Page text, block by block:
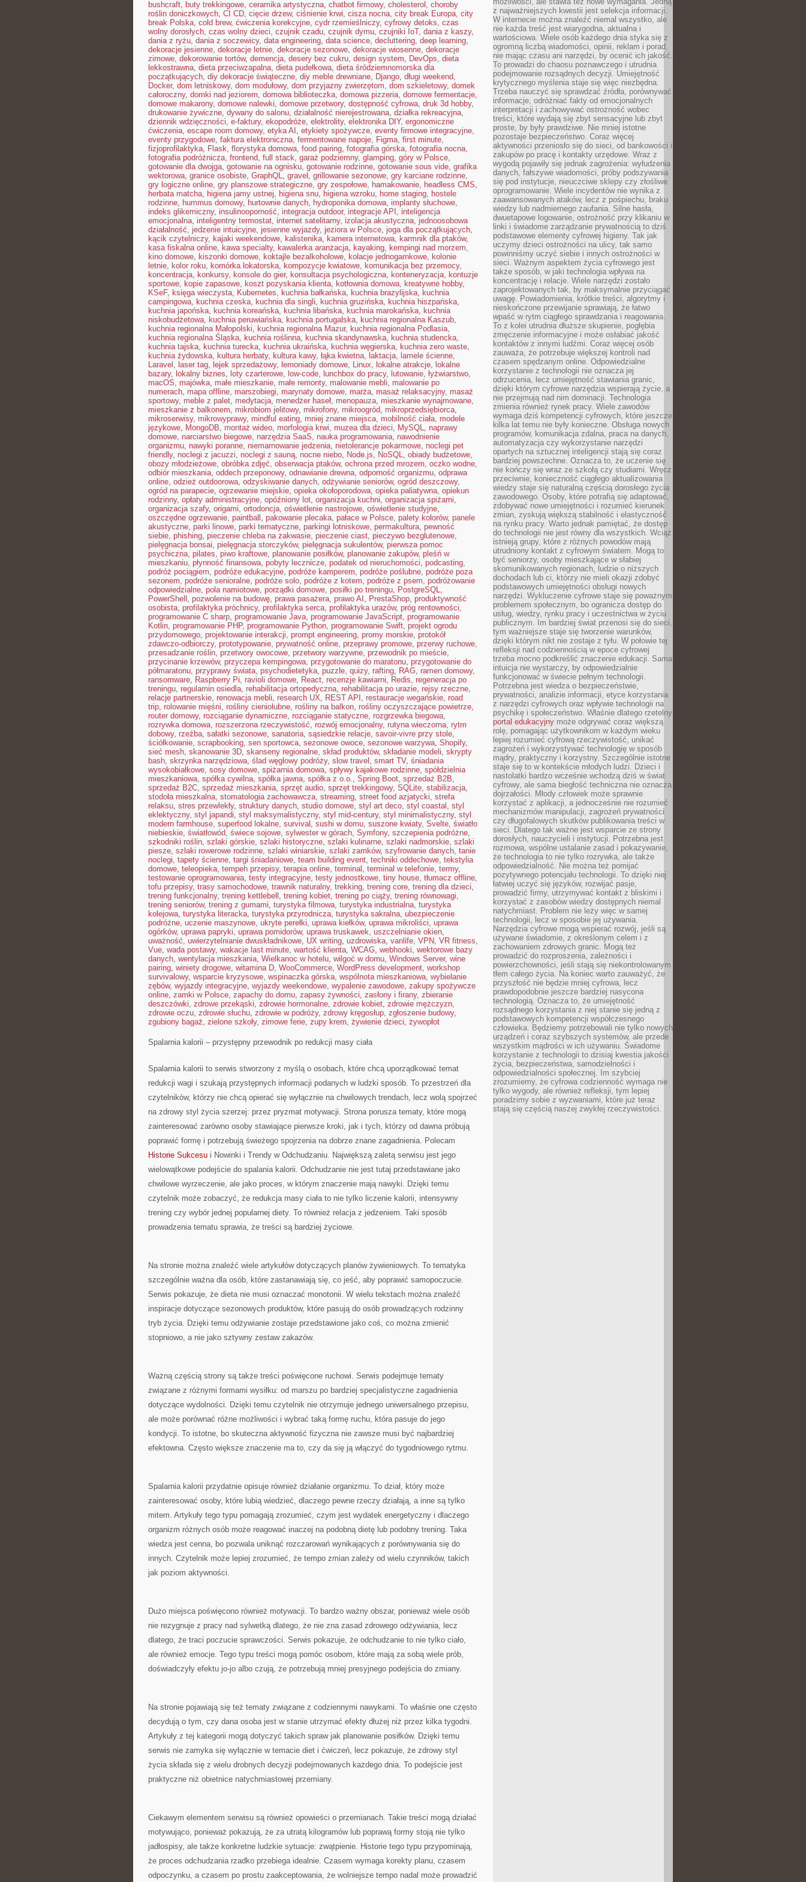
bushcraft, buty trekkingowe, ceramika artystyczna, chatbot firmowy, cholesterol , choroby
roślin doniczkowych, CI CD, cięcie drzew, ciśnienie krwi, cisza nocna, city break Europa, city
break Polska, cold brew, ćwiczenia korekcyjne, cydr rzemieślniczy, cyfrowy detoks, czas
wolny dorosłych, czas wolny dzieci, czujnik czadu, czujnik dymu, czujniki IoT, dania z kaszy,
dania z ryżu, dania z soczewicy, data engineering, data science, decluttering, deep learning,
dekoracje jesienne, dekoracje letnie, dekoracje sezonowe, dekoracje wiosenne, dekoracje
zimowe, dekorowanie tortów, demencja, desery bez cukru, design system, DevOps, dieta
lekkostrawna, dieta przeciwzapalna, dieta pudełkowa, dieta śródziemnomorska dla
początkujących, diy dekoracje świąteczne, diy meble drewniane, Django, długi weekend,
Docker, dom letniskowy, dom modułowy, dom przyjazny zwierzętom, dom szkieletowy, domek
całoroczny, domki nad jeziorem, domowa biblioteczka, domowa pizzeria, domowe fermentacje,
domowe makarony, domowe nalewki, domowe przetwory, dostępność cyfrowa, druk 3d hobby,
drukowanie żywiczne, dywany do salonu, działalność nierejestrowana, działka rekreacyjna,
dziennik wdzięczności, e-faktury, ekopodróże, elektrolity, elektronika DIY, ergonomiczne
ćwiczenia, escape room domowy, etyka AI , etykiety spożywcze, eventy firmowe integracyjne,
eventy przygodowe, faktura elektroniczna, fermentowane napoje, Figma, first minute,
fizjoprofilaktyka, Flask, florystyka domowa, food pairing, fotografia górska, fotografia nocna,
fotografia podróżnicza, frontend, full stack, garaż podziemny, glamping, góry w Polsce,
gotowanie dla dwojga, gotowanie na ognisku, gotowanie rodzinne, gotowanie sous vide, grafika
wektorowa, granice osobiste, GraphQL, gravel , grillowanie sezonowe, gry karciane rodzinne,
gry logiczne online, gry planszowe strategiczne, gry zespołowe, hamakowanie, headless CMS,
herbata matcha, higiena jamy ustnej, higiena snu, higiena wzroku, home staging, hostele
rodzinne, hummus domowy, hurtownie danych, hydroponika domowa, implanty słuchowe,
indeks glikemiczny, insulinooporność, integracja outdoor, integracje API , inteligencja
emocjonalna, inteligentny termostat, internet satelitarny, izolacja akustyczna, jednoosobowa
działalność, jedzenie intuicyjne, jesienne wyjazdy, jeziora w Polsce, joga dla początkujących,
kącik czytelniczy, kajaki weekendowe, kalistenika, kamera internetowa, karmnik dla ptaków,
kasa fiskalna online, kawa specialty, kawalerka aranżacja, kayaking, kempingi nad morzem,
kino domowe, kiszonki domowe, koktajle bezalkoholowe, kolacje jednogarnkowe, kolonie
letnie, kolor roku, komórka lokatorska, kompozycje kwiatowe, komunikacja bez przemocy,
koncentracja, konkursy, konsole do gier, konsultacja psychologiczna, konteneryzacja, kontuzje
sportowe, kopie zapasowe, koszt pozyskania klienta, kotłownia domowa, kreatywne hobby,
KSeF, księga wieczysta, Kubernetes, kuchnia bałkańska, kuchnia brazylijska, kuchnia
campingowa, kuchnia czeska, kuchnia dla singli, kuchnia gruzińska, kuchnia hiszpańska,
kuchnia japońska, kuchnia koreańska, kuchnia libańska, kuchnia marokańska, kuchnia
niskobudżetowa, kuchnia peruwiańska, kuchnia portugalska, kuchnia regionalna Kaszub,
kuchnia regionalna Małopolski, kuchnia regionalna Mazur, kuchnia regionalna Podlasia,
kuchnia regionalna Śląska, kuchnia roślinna, kuchnia skandynawska, kuchnia studencka,
kuchnia tajska, kuchnia turecka, kuchnia ukraińska, kuchnia węgierska, kuchnia zero waste,
kuchnia żydowska, kultura herbaty, kultura kawy, łąka kwietna, laktacja, lamele ścienne,
Laravel , laser tag, lejek sprzedażowy, lemoniady domowe, Linux, lokalne atrakcje, lokalne
bazary, lokalny biznes, loty czarterowe, low-code, lunchbox do pracy, lutowanie, łyżwiarstwo,
macOS, majówka, małe mieszkanie, małe remonty, malowanie mebli, malowanie po
numerach, mapa offline, marszobiegi, marynaty domowe, marża, masaż relaksacyjny, masaż
sportowy, meble z palet, medytacja, menedżer haseł, menopauza, mieszkanie wynajmowane,
mieszkanie z balkonem, mikrobiom jelitowy, mikrofony, mikroogród, mikroprzedsiębiorca,
mikroserwisy, mikrowyprawy, mindful eating, mniej znane miejsca, mobilność ciała, modele
językowe, MongoDB, montaż wideo, morfologia krwi, muzea dla dzieci, MySQL, naprawy
domowe, narciarstwo biegowe, narzędzia SaaS, nauka programowania, nawodnienie
organizmu, nawyki poranne, niemarnowanie jedzenia, nietolerancje pokarmowe, noclegi pet
friendly, noclegi z jacuzzi, noclegi z sauną, nocne niebo, Node.js, NoSQL, obiady budżetowe,
obozy młodzieżowe, obróbka zdjęć, obserwacja ptaków, ochrona przed mrozem, oczko wodne,
odbiór mieszkania, oddech przeponowy, odnawianie drewna, odporność organizmu, odprawa
online, odzież outdoorowa, odzyskiwanie danych, odżywianie seniorów, ogród deszczowy,
ogród na parapecie, ogrzewanie miejskie, opieka okołoporodowa, opieka paliatywna, opiekun
rodzinny, opłaty administracyjne, opóźniony lot, organizacja kuchni, organizacja spiżarni,
organizacja szafy, origami, ortodoncja, oświetlenie nastrojowe, oświetlenie studyjne,
oszczędne ogrzewanie, paintball , pakowanie plecaka, pałace w Polsce, palety kolorów, panele
akustyczne, parki linowe, parki tematyczne, parkingi lotniskowe, permakultura, pewność
siebie, phishing, pieczenie chleba na zakwasie, pieczenie ciast, pieczywo bezglutenowe,
pielęgnacja bonsai, pielęgnacja storczyków, pielęgnacja sukulentów, pierwsza pomoc
psychiczna, pilates, piwo kraftowe, planowanie posiłków, planowanie zakupów, pleśń w
mieszkaniu, płynność finansowa, pobyty lecznicze, podatek od nieruchomości, podcasting,
podróż pociągiem, podróże edukacyjne, podróże kamperem, podróże poślubne, podróże poza
sezonem, podróże senioralne, podróże solo, podróże z kotem, podróże z psem, podróżowanie
odpowiedzialne, pola namiotowe, porządki domowe, posiłki po treningu, PostgreSQL,
PowerShell , pozwolenie na budowę, prawa pasażera, prawo AI , PrestaShop, produktywność
osobista, profilaktyka próchnicy, profilaktyka serca, profilaktyka urazów, próg rentowności,
programowanie C sharp, programowanie Java, programowanie JavaScript, programowanie
Kotlin, programowanie PHP, programowanie Python, programowanie Swift, projekt ogrodu
przydomowego, projektowanie interakcji, prompt engineering, promy morskie, protokół
zdawczo-odbiorczy, prototypowanie, prywatność online, przeprawy promowe, przerwy ruchowe,
przesadzanie roślin, przetwory owocowe, przetwory warzywne, przewodnik po mieście,
przycinanie krzewów, przyczepa kempingowa, przygotowanie do maratonu, przygotowanie do
półmaratonu, przyprawy świata, psychodietetyka, puzzle, quizy, rafting, RAG, ramen domowy,
ransomware, Raspberry Pi, ravioli domowe, React, recenzje kawiarni, Redis, regeneracja po
treningu, regulamin osiedla, rehabilitacja ortopedyczna, rehabilitacja po urazie, rejsy rzeczne,
relacje partnerskie, renowacja mebli, research UX, REST API , restauracje wegańskie, road
trip, rolowanie mięśni, rośliny cieniolubne, rośliny na balkon, rośliny oczyszczające powietrze,
router domowy, rozciąganie dynamiczne, rozciąganie statyczne, rozgrzewka biegowa,
rozrywka domowa, rozszerzona rzeczywistość, rozwój emocjonalny, rutyna wieczorna, rytm
dobowy, rzeźba, sałatki sezonowe, sanatoria, sąsiedzkie relacje, savoir-vivre przy stole,
ściółkowanie, scrapbooking, sen sportowca, sezonowe owoce, sezonowe warzywa, Shopify,
sieć mesh, skanowanie 3D, skanseny regionalne, skład produktów, składanie modeli, skrypty
bash, skrzynka narzędziowa, ślad węglowy podróży, slow travel , smart TV, śniadania
wysokobiałkowe, sosy domowe, spiżarnia domowa, spływy kajakowe rodzinne, spółdzielnia
mieszkaniowa, spółka cywilna, spółka jawna, spółka z o.o., Spring Boot, sprzedaż B2B,
sprzedaż B2C, sprzedaż mieszkania, sprzęt audio, sprzęt trekkingowy, SQLite, stabilizacja,
stodoła mieszkalna, stomatologia zachowawcza, streaming, street food azjatycki, strefa
relaksu, stres przewlekły, struktury danych, studio domowe, styl art deco, styl coastal , styl
eklektyczny, styl japandi, styl maksymalistyczny, styl mid-century, styl minimalistyczny, styl
modern farmhouse, superfood lokalne, survival , sushi w domu, suszone kwiaty, Svelte, światło
niebieskie, światłowód, świece sojowe, sylwester w górach, Symfony, szczepienia podróżne,
szkodniki roślin, szlaki górskie, szlaki historyczne, szlaki kulinarne, szlaki nadmorskie, szlaki
piesze, szlaki rowerowe rodzinne, szlaki winiarskie, szlaki zamków, szyfrowanie danych, tanie
noclegi, tapety ścienne, targi śniadaniowe, team building event, techniki oddechowe, tekstylia
domowe, teleopieka, tempeh przepisy, terapia online, terminal , terminal w telefonie, termy,
testowanie oprogramowania, testy integracyjne, testy jednostkowe, tiny house, tłumacz offline,
tofu przepisy, trasy samochodowe, trawnik naturalny, trekking, trening core, trening dla dzieci,
trening funkcjonalny, trening kettlebell , trening kobiet, trening po ciąży, trening równowagi,
trening seniorów, trening z gumami, turystyka filmowa, turystyka industrialna, turystyka
kolejowa, turystyka literacka, turystyka przyrodnicza, turystyka sakralna, ubezpieczenie
podróżne, uczenie maszynowe, ukryte perełki, uprawa kiełków, uprawa mikroliści, uprawa
ogórków, uprawa papryki, uprawa pomidorów, uprawa truskawek, uszczelnianie okien,
uważność, uwierzytelnianie dwuskładnikowe, UX writing, uzdrowiska, vanlife, VPN, VR fitness,
Vue, wada postawy, wakacje last minute, wartość klienta, WCAG, webhooki, wektorowe bazy
danych, wentylacja mieszkania, Wielkanoc w hotelu, wilgoć w domu, Windows Server, wine
pairing, winiety drogowe, witamina D, WooCommerce, WordPress development, workshop
survivalowy, wsparcie kryzysowe, wspinaczka górska, wspólnota mieszkaniowa, wybielanie
zębów, wyjazdy integracyjne, wyjazdy weekendowe, wypalenie zawodowe, zakupy spożywcze
online, zamki w Polsce, zapachy do domu, zapasy żywności, zasłony i firany, zbieranie
deszczówki, zdrowe przekąski, zdrowie hormonalne, zdrowie kobiet, zdrowie mężczyzn,
zdrowie oczu, zdrowie słuchu, zdrowie w podróży, zdrowy kręgosłup, zgłoszenie budowy,
zgubiony bagaż, zielone szkoły, zimowe ferie, zupy krem, żywienie dzieci, żywopłot
Spalarnia kalorii – przystępny przewodnik po redukcji masy ciała
Spalarnia kalorii to serwis stworzony z myślą o osobach, które chcą uporządkować temat
redukcji wagi i szukają przystępnych informacji podanych w ludzki sposób. To przestrzeń dla
czytelników, którzy nie chcą opierać się wyłącznie na chwilowych trendach, lecz wolą spojrzeć
na zdrowy styl życia szerzej: przez pryzmat motywacji. Strona porusza tematy, które mogą
zainteresować zarówno osoby stawiające pierwsze kroki, jak i tych, którzy od dawna próbują
poprawić formę i potrzebują świeżego spojrzenia na dobrze znane zagadnienia. Polecam
Historie Sukcesu i Nowinki i Trendy w Odchudzaniu. Największą zaletą serwisu jest jego
wielowątkowe podejście do spalania kalorii. Odchudzanie nie jest tutaj przedstawiane jako
chwilowe wyrzeczenie, ale jako proces, w którym znaczenie mają nawyki. Dzięki temu
czytelnik może zobaczyć, że redukcja masy ciała to nie tylko liczenie kalorii, intensywny
trening czy wybór jednej popularnej diety. To również relacja z jedzeniem. Taki sposób
prowadzenia tematu sprawia, że treści są bardziej życiowe.
Na stronie można znaleźć wiele artykułów dotyczących planów żywieniowych. To tematyka
szczególnie ważna dla osób, które zastanawiają się, co jeść, aby poprawić samopoczucie.
Serwis pokazuje, że dieta nie musi oznaczać monotonii. W wielu tekstach można znaleźć
inspiracje dotyczące sezonowych produktów, które pasują do osób prowadzących rodzinny
tryb życia. Dzięki temu odżywianie zostaje przedstawione jako coś, co można zmienić
stopniowo, a nie jako sztywny zestaw zakazów.
Ważną częścią strony są także treści poświęcone ruchowi. Serwis podejmuje tematy
związane z różnymi formami wysiłku: od marszu po bardziej specjalistyczne zagadnienia
dotyczące wydolności. Dzięki temu czytelnik nie otrzymuje jednego uniwersalnego przepisu,
ale może porównać różne możliwości i wybrać taką formę ruchu, która pasuje do jego
kondycji. To istotne, bo skuteczna aktywność fizyczna nie zawsze musi być najbardziej
efektowna. Często większe znaczenie ma to, czy da się ją włączyć do tygodniowego rytmu.
Spalarnia kalorii przydatnie opisuje również działanie organizmu. To dział, który może
zainteresować osoby, które lubią wiedzieć, dlaczego pewne rzeczy działają, a inne są tylko
mitem. Artykuły tego typu pomagają zrozumieć, czym jest wydatek energetyczny i dlaczego
organizm różnych osób może reagować inaczej na podobną dietę lub podobny trening. Taka
wiedza jest cenna, bo pozwala uniknąć rozczarowań wynikających z porównywania się do
innych. Czytelnik może lepiej zrozumieć, że tempo zmian zależy od wielu czynników, takich
jak poziom aktywności.
Dużo miejsca poświęcono również motywacji. To bardzo ważny obszar, ponieważ wiele osób
nie rezygnuje z pracy nad sylwetką dlatego, że nie zna zasad zdrowego odżywiania, lecz
dlatego, że traci poczucie sprawczości. Serwis pokazuje, że odchudzanie to nie tylko ciało,
ale również emocje. Tego typu treści mogą pomóc osobom, które mają za sobą wiele prób,
doświadczyły efektu jo-jo albo czują, że potrzebują mniej presyjnego podejścia do zmiany.
Na stronie pojawiają się też tematy związane z codziennymi nawykami. To właśnie one często
decydują o tym, czy dana osoba jest w stanie utrzymać efekty dłużej niż przez kilka tygodni.
Artykuły z tej kategorii mogą dotyczyć takich spraw jak planowanie posiłków. Dzięki temu
serwis nie zamyka się wyłącznie w temacie diet i ćwiczeń, lecz pokazuje, że zdrowy styl
życia składa się z wielu drobnych decyzji podejmowanych każdego dnia. To podejście jest
praktyczne niż obietnice natychmiastowej przemiany.
Ciekawym elementem serwisu są również opowieści o przemianach. Takie treści mogą działać
motywująco, ponieważ pokazują, że za utratą kilogramów lub poprawą formy stoją nie tylko
jadłospisy, ale także konkretne ludzkie sytuacje: zwątpienie. Historie tego typu przypominają,
że proces odchudzania rzadko przebiega idealnie. Czasem wymaga korekty planu, czasem
odpoczynku, a czasem po prostu zaakceptowania, że wolniejsze tempo nadal może prowadzić
z najważniejszych kwestii jest selekcja informacji.
W internecie można znaleźć niemal wszystko, ale
nie każda treść jest wiarygodna, aktualna i
wartościowa. Wiele osób każdego dnia styka się z
ogromną liczbą wiadomości, opinii, reklam i porad,
nie mając czasu ani narzędzi, by ocenić ich jakość.
To prowadzi do chaosu poznawczego i utrudnia
podejmowanie rozsądnych decyzji. Umiejętność
krytycznego myślenia staje się więc niezbędna.
Trzeba nauczyć się sprawdzać źródła, porównywać
informacje, odróżniać fakty od emocjonalnych
interpretacji i zachowywać ostrożność wobec
treści, które wydają się zbyt sensacyjne lub zbyt
proste, by były prawdziwe. Nie mniej istotne
pozostaje bezpieczeństwo. Coraz więcej
aktywności przeniosło się do sieci, od bankowości i
zakupów po pracę i kontakty urzędowe. Wraz z
wygodą pojawiły się jednak zagrożenia: wyłudzenia
danych, fałszywe wiadomości, próby podszywania
się pod instytucje, nieuczciwe sklepy czy złośliwe
oprogramowanie. Wiele incydentów nie wynika z
zaawansowanych ataków, lecz z pośpiechu, braku
wiedzy lub nadmiernego zaufania. Silne hasła,
dwuetapowe logowanie, ostrożność przy klikaniu w
linki i świadome zarządzanie prywatnością to dziś
podstawowe elementy cyfrowej higieny. Tak jak
uczymy dzieci ostrożności na ulicy, tak samo
powinniśmy uczyć siebie i innych ostrożności w
sieci. Ważnym aspektem życia cyfrowego jest
także sposób, w jaki technologia wpływa na
koncentrację i relacje. Wiele narzędzi zostało
zaprojektowanych tak, by maksymalnie przyciągać
uwagę. Powiadomienia, krótkie treści, algorytmy i
nieskończone przewijanie sprawiają, że łatwo
wpaść w rytm ciągłego sprawdzania i reagowania.
To z kolei utrudnia dłuższe skupienie, pogłębia
zmęczenie informacyjne i może osłabiać jakość
kontaktów z innymi ludźmi. Coraz więcej osób
zauważa, że potrzebuje większej kontroli nad
czasem spędzanym online. Odpowiedzialne
korzystanie z technologii nie oznacza jej
odrzucenia, lecz umiejętność stawiania granic,
dzięki którym cyfrowe narzędzia wspierają życie, a
nie przejmują nad nim dominacji. Technologia
zmienia również rynek pracy. Wiele zawodów
wymaga dziś kompetencji cyfrowych, które jeszcze
kilka lat temu nie były konieczne. Obsługa nowych
programów, komunikacja zdalna, praca na danych,
automatyzacja czy wykorzystanie narzędzi
opartych na sztucznej inteligencji stają się coraz
bardziej powszechne. Oznacza to, że uczenie się
nie kończy się wraz ze szkołą czy studiami. Wręcz
przeciwnie, konieczność ciągłego aktualizowania
wiedzy staje się naturalną częścią dorosłego życia
zawodowego. Osoby, które potrafią się adaptować,
zdobywać nowe umiejętności i rozumieć kierunek
zmian, zyskują większą stabilność i elastyczność
na rynku pracy. Warto jednak pamiętać, że dostęp
do technologii nie jest równy dla wszystkich. Wciąż
istnieją grupy, które z różnych powodów mają
utrudniony kontakt z cyfrowym światem. Mogą to
być seniorzy, osoby mieszkające w słabiej
skomunikowanych regionach, ludzie o niższych
dochodach lub ci, którzy nie mieli okazji zdobyć
podstawowych umiejętności obsługi nowych
narzędzi. Wykluczenie cyfrowe staje się poważnym
problemem społecznym, bo ogranicza dostęp do
usług, wiedzy, rynku pracy i uczestnictwa w życiu
publicznym. Im bardziej świat przenosi się do sieci,
tym ważniejsze staje się tworzenie warunków,
dzięki którym nikt nie zostaje z tyłu. W połowie tej
refleksji nad codziennością w epoce cyfrowej
trzeba mocno podkreślić znaczenie edukacji. Sama
intuicja nie wystarczy, by odpowiedzialnie
funkcjonować w świecie pełnym technologii.
Potrzebna jest wiedza o bezpieczeństwie,
prywatności, analizie informacji, etyce korzystania
z narzędzi cyfrowych oraz wpływie technologii na
psychikę i społeczeństwo. Właśnie dlatego rzetelny
portal edukacyjny może odgrywać coraz większą
rolę, pomagając użytkownikom w każdym wieku
lepiej rozumieć cyfrową rzeczywistość, unikać
zagrożeń i wykorzystywać technologię w sposób
mądry, praktyczny i korzystny. Szczególnie istotne
staje się to w kontekście młodych ludzi. Dzieci i
nastolatki bardzo wcześnie wchodzą dziś w świat
cyfrowy, ale sama biegłość techniczna nie oznacza
dojrzałości. Młody człowiek może sprawnie
korzystać z aplikacji, a jednocześnie nie rozumieć
mechanizmów manipulacji, zagrożeń prywatności
czy długofalowych skutków publikowania treści w
sieci. Dlatego tak ważne jest wsparcie ze strony
dorosłych, nauczycieli i instytucji. Potrzebna jest
rozmowa, wspólne ustalanie zasad i pokazywanie,
że technologia to nie tylko rozrywka, ale także
odpowiedzialność. Nie można też pomijać
pozytywnego potencjału technologii. To dzięki niej
łatwiej uczyć się języków, rozwijać pasje,
prowadzić firmy, utrzymywać kontakt z bliskimi i
korzystać z zasobów wiedzy dostępnych niemal
natychmiast. Problem nie leży więc w samej
technologii, lecz w sposobie jej używania.
Narzędzia cyfrowe mogą wspierać rozwój, jeśli są
używane świadomie, z określonym celem i z
zachowaniem zdrowych granic. Mogą też
prowadzić do rozproszenia, zależności i
powierzchowności, jeśli stają się niekontrolowanym
tłem całego życia. Na koniec warto zauważyć, że
przyszłość nie będzie mniej cyfrowa, lecz
prawdopodobnie jeszcze bardziej nasycona
technologią. Oznacza to, że umiejętność
rozsądnego korzystania z niej stanie się jedną z
podstawowych kompetencji współczesnego
człowieka. Będziemy potrzebowali nie tylko nowych
urządzeń i coraz szybszych systemów, ale przede
wszystkim mądrości w ich używaniu. Świadome
korzystanie z technologii to dzisiaj kwestia jakości
życia, bezpieczeństwa, samodzielności i
odpowiedzialności społecznej. Im szybciej
zrozumiemy, że cyfrowa codzienność wymaga nie
tylko wygody, ale również refleksji, tym lepiej
poradzimy sobie z wyzwaniami, które już teraz
stają się częścią naszej zwykłej rzeczywistości.